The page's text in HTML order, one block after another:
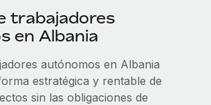
procesos con herramientas empresariales
de colaborar con nosotros.
Próximamente
integraciones y automatización con IA.
salarios y talento
trabajadores
en Albania
autónomos en Albania
estratégica y rentable de
sin las obligaciones de